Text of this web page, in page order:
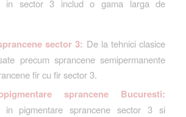
in sector 3 includ o gama larga de
sector 3: De la tehnici clasice
precum sprancene semipermanente
fir cu fir sector 3.
sprancene Bucuresti:
in pigmentare sprancene sector 3 si